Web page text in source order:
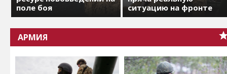
поле боя
ситуацию на фронте
АРМИЯ